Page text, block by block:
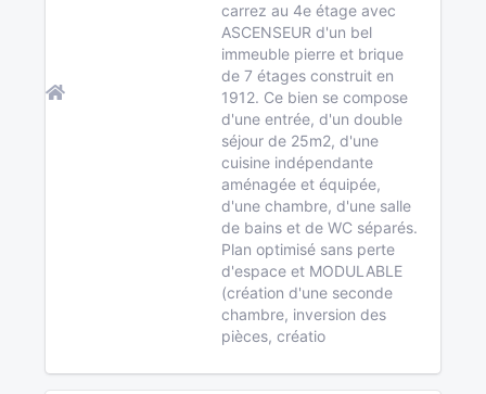
carrez au 4e étage avec
ASCENSEUR d'un bel
immeuble pierre et brique
de 7 étages construit en
1912. Ce bien se compose
d'une entrée, d'un double
séjour de 25m2, d'une
cuisine indépendante
aménagée et équipée,
d'une chambre, d'une salle
de bains et de WC séparés.
Plan optimisé sans perte
d'espace et MODULABLE
(création d'une seconde
chambre, inversion des
pièces, créatio